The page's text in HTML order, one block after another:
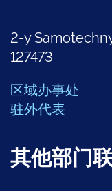
2-y
127473
区域办事处
驻外代表
其他部门